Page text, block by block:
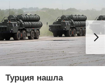
Турция нашла